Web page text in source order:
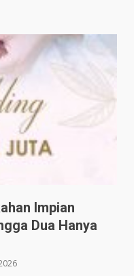
Impian
Dua Hanya